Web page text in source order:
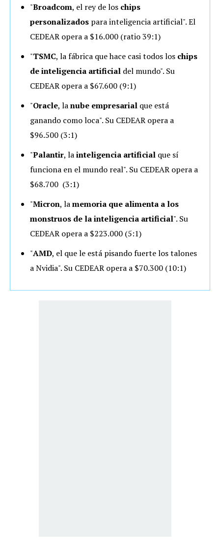
"Broadcom, el rey de los chips
personalizados para inteligencia artificial". El
CEDEAR opera a $16.000 (ratio 39:1)
"TSMC, la fábrica que hace casi todos los chips
de inteligencia artificial del mundo". Su
CEDEAR opera a $67.600 (9:1)
"Oracle, lanube empresarial que está
ganando como loca". Su CEDEAR opera a
$96.500 (3:1)
"Palantir, lainteligencia artificial que sí
funciona en el mundo real". Su CEDEAR opera a
$68.700 (3:1)
"Micron, lamemoria que alimenta a los
monstruos de la inteligencia artificial". Su
CEDEAR opera a $223.000 (5:1)
"AMD, el que le está pisando fuerte los talones
a Nvidia". Su CEDEAR opera a $70.300 (10:1)